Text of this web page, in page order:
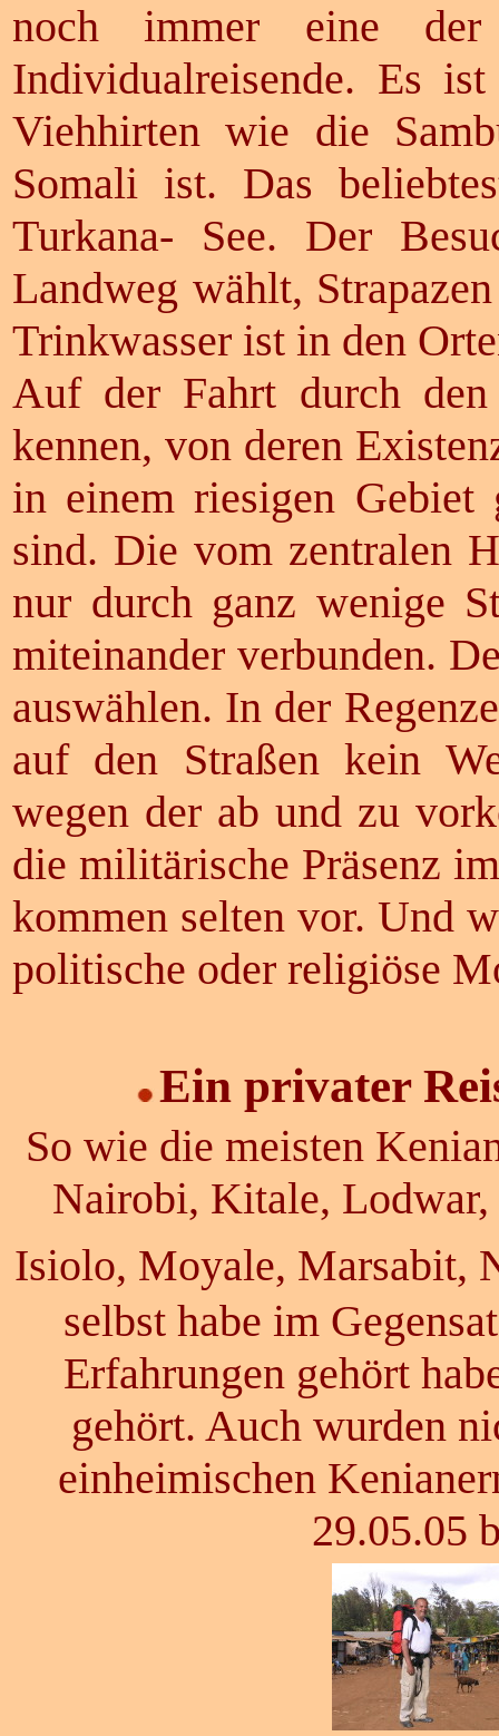
noch immer eine der
Individualreisende. Es
Viehhirten wie die
Somali ist. Das
Turkana- See. Der
Landweg wählt,
Trinkwasser ist in den
Auf der Fahrt durch
kennen, von deren
in einem riesigen
sind. Die vom zentralen
nur durch ganz wenige
miteinander verbunden.
auswählen. In der
auf den Straßen kein
wegen der ab und zu
die militärische Präsenz
kommen selten vor. Und
politische oder religiöse
Ein privater
So wie die meisten
Nairobi, Kitale,
Isiolo, Moyale, Marsabit,
selbst habe im
Erfahrungen gehört
gehört. Auch wurden
einheimischen
29.05.05